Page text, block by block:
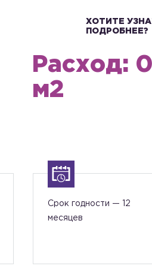
ХОТИТЕ
ПОДРОБНЕЕ?
Расход:
м2
Срок годности — 12
месяцев